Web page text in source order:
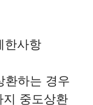
한사항
환하는 경우
중도상환